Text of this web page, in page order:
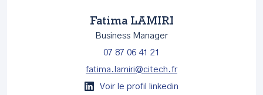
Fatima LAMIRI
Business Manager
07 87 06 41 21
fatima.lamiri@citech.fr
Voir le profil linkedin